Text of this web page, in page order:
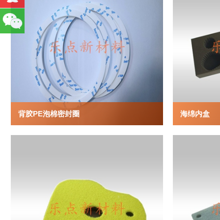
背胶PE泡棉密封圈 海绵内盒